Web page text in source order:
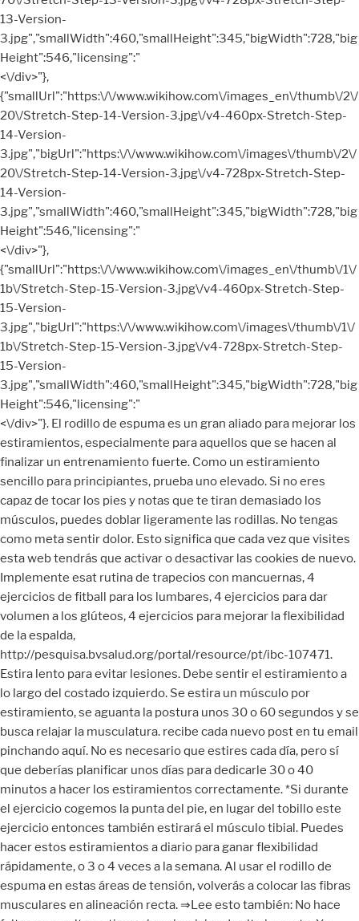
13-Version-
3.jpg","smallWidth":460,"smallHeight":345,"bigWidth":728,"big
Height":546,"licensing":"
<\/div>"},
{"smallUrl":"https:\/\/www.wikihow.com\/images_en\/thumb\/2\/
20\/Stretch-Step-14-Version-3.jpg\/v4-460px-Stretch-Step-
14-Version-
3.jpg","bigUrl":"https:\/\/www.wikihow.com\/images\/thumb\/2\/
20\/Stretch-Step-14-Version-3.jpg\/v4-728px-Stretch-Step-
14-Version-
3.jpg","smallWidth":460,"smallHeight":345,"bigWidth":728,"big
Height":546,"licensing":"
<\/div>"},
{"smallUrl":"https:\/\/www.wikihow.com\/images_en\/thumb\/1\/
1b\/Stretch-Step-15-Version-3.jpg\/v4-460px-Stretch-Step-
15-Version-
3.jpg","bigUrl":"https:\/\/www.wikihow.com\/images\/thumb\/1\/
1b\/Stretch-Step-15-Version-3.jpg\/v4-728px-Stretch-Step-
15-Version-
3.jpg","smallWidth":460,"smallHeight":345,"bigWidth":728,"big
Height":546,"licensing":"
<\/div>"}. El rodillo de espuma es un gran aliado para mejorar los estiramientos, especialmente para aquellos que se hacen al finalizar un entrenamiento fuerte. Como un estiramiento sencillo para principiantes, prueba uno elevado. Si no eres capaz de tocar los pies y notas que te tiran demasiado los músculos, puedes doblar ligeramente las rodillas. No tengas como meta sentir dolor. Esto significa que cada vez que visites esta web tendrás que activar o desactivar las cookies de nuevo. Implemente esat rutina de trapecios con mancuernas, 4 ejercicios de fitball para los lumbares, 4 ejercicios para dar volumen a los glúteos, 4 ejercicios para mejorar la flexibilidad de la espalda, http://pesquisa.bvsalud.org/portal/resource/pt/ibc-107471. Estira lento para evitar lesiones. Debe sentir el estiramiento a lo largo del costado izquierdo. Se estira un músculo por estiramiento, se aguanta la postura unos 30 o 60 segundos y se busca relajar la musculatura. recibe cada nuevo post en tu email pinchando aquí. No es necesario que estires cada día, pero sí que deberías planificar unos días para dedicarle 30 o 40 minutos a hacer los estiramientos correctamente. *Si durante el ejercicio cogemos la punta del pie, en lugar del tobillo este ejercicio entonces también estirará el músculo tibial. Puedes hacer estos estiramientos a diario para ganar flexibilidad rápidamente, o 3 o 4 veces a la semana. Al usar el rodillo de espuma en estas áreas de tensión, volverás a colocar las fibras musculares en alineación recta. ⇒Lee esto también: No hace falta correr: alternativas a los ejercicios de alto impacto. Yo también vine por ese video, vi a la instructora con el fondo verde, y recuerdo que decía "si son constantes verán el cambio" Me ayudo con mis articulaciones y las hernias desde el primer día! gymvirtual 12.7M. Estiramientos de todo el cuerpo para antes o después del entrenamiento. Intenta hacer este estiramiento 1 o 2 veces. El ejercicio puede ayudar a los adultos mayores a retener sus recuerdos, según un estudio. Básicamente, es conseguir lo contrario de lo que buscas. ¿Cuáles son los beneficios de hacer estiramientos? Ya seas atleta o no, ganarás en calidad de vida si los incluyes en tu día a día. Luego entrelaza los dedos y estira las manos por encima de la cabeza con las palmas apuntando hacia arriba. Notarás como se elonga el músculo. Esta postura emplea, sobre todo, los músculos de la parte interna de los muslos y la ingle. ⇒Lee esto también: Cuanto menos ejercicio hagas más difícil te resultará, pero ¿por qué? Hacer estiramientos del tórax. Eleva los dos a la vez lo más alto que puedas y después haz que desciendan de forma controlada, es decir, sin dejarlos caer de golpe. Hay varias maneras de estirar, pero de manera general existen: Como ves para hacer los estiramientos correctamente es necesario dedicarles tiempo. Hacer un estiramiento por encima de la cabeza 1 Siéntate o ponte de pie con los pies a un ancho de cadera de distancia. La información de las cookies se almacena en tu navegador y realiza funciones tales como reconocerte cuando vuelves a nuestra web o ayudar a nuestro equipo a comprender qué secciones de la web encuentras más interesantes y útiles. Hay más de una forma de estirar: estiramiento dinámico, estático o balístico. Repítelo 3 o 5 veces consecutivas. Aunque no pasa nada por alcanzar cierto punto de incomodidad, si sientes algún dolor repentino debes detener el estiramiento inmediatamente. Mantén el estiramiento. Dobla la pierna. La buena respiración abre las fibras de los músculos y al mismo tiempo le da al cerebro algo en lo cual concentrarse. ¡Comencemos! Después, dobla el otro brazo por debajo de tu espalda para sujetar el otro extremo de la toalla. Haz este estiramiento una vez a cada lado, manteniéndolo durante 30 segundos con cada pierna. 5-10 pasos, regresamos a la posición inicial, inclinate sobre la pierna derecha, al centro y pierna izquierda, regresa a la posición inicial, enderezamos una mano hasta estar paralelo al piso, con la segunda mano cogemos el codo de la mano enderezada y, atraemos la mano enderezada (debe quedar en paralelo al piso), enderezamos los brazos y simultáneamente inclinamos la cabeza y la columna vertebral hacia atrás, lentamente realizamos la rotación del tronco en dirección opuesta a la del respaldo (aguantamos 3 segundos), inclinamos el tronco hacia delante, enderezamos los brazos en dirección a los pies (aguantamos 5-10 segundos), volvemos a la posición inicial, cogemos con la mano el pie por el tobillo y acercamos la pierna doblada lo maximo posible hacia arriba, cambiamos de pierna (pierna izquierda – mano izquierda, pie derecho - mano derecha), nos sentamos en una rodilla flexionada, después en la segunda, nos sentamos con las rodillas flexionadas al costado del tronco, después en el segundo, con las manos presionamos las rodillas hacia el suelo y aguantamos 5-10 segundos, realizamos alternativamente una y la otra pierna tratando de tocar el talón a la plataforma, estiramos hacia adelante nuestra mano enderezada con la parte externa hacia arriba, con la segunda mano agarramos los dedos extendidos de la mano y los dirigimos hacia abajo, empujamos simultáneamente toda la mano hacia adelante. Negación. Diferentes forma de hacer ejercicios de estiramientos. Túmbate boca abajo sobre una esterilla de ejercicio o bien sobre una alfombra. Aguanta un par de segundos y vuelve a la posición inicial. Consulta con tu especialista de confianza ante cualquier duda y busca su aprobación antes de iniciar cualquier procedimiento. Si el músculo se estira hasta llegar al punto de dolor el cuerpo manda un aviso y la musculatura se contrae. Con la ayuda de la otra mano, haz una presión ligera sobre el codo. Intenta hacer entre 2 y 10 repeticiones de este ejercicio. Consejos para hacer estiramientos 1. Pero también mejora la digestión.- El ejercicio “Triángulo” trabaja las piernas, los oblicuos, la cadera, los hombros y el pecho. Mantén el estiramiento por 15 a 20 segundos. Probar estiramientos básicos para ganar flexibilidad, https://www.realsimple.com/health/fitness-exercise/stretching-yoga/stretching-exercises?slide=112989#112989, https://www.realsimple.com/health/fitness-exercise/stretching-yoga/stretching-exercises?slide=76005#76005, https://www.youtube.com/watch?v=tdNEzxhPhpo&feature=youtu.be&t=41, https://www.self.com/gallery/upper-body-stretches, https://www.spine-health.com/conditions/neck-pain/neck-stretches, https://www.youtube.com/watch?v=tdNEzxhPhpo&feature=youtu.be&t=24, https://www.youtube.com/watch?v=tdNEzxhPhpo&feature=youtu.be&t=55, https://www.self.com/gallery/essential-stretches-slideshow, https://www.nhs.uk/live-well/exercise/stretch-before-exercising/, स्ट्रेचिंग एक्सरसाइज करें (Simple Tips For Stretching). Si no eres muy flexible, hacer este estiramiento con regularidad te cambiará notablemente.Además de los beneficios físicos, los estiramientos también influyen positivamente en tu estado emocional, ayudándote a lidiar con la depresión y el estrés.¡No olvides volver a ver este video al menos una vez a la semana para hacer estos ejercicios con nosotros! Si tienes problemas manteniendo la espalda recta en una silla, ponte de pie. Igualmente, si tienes inflamada alguna articulación o síntomas de osteoporosis severos, es recomendable que consultes con tu médico antes de hacer estiramientos. Estiramiento para Después de Hacer Ejercicio (8 MIN) Para Tener Flexibilidad - YouTube 0:00 / 9:16 Estiramiento para Después de Hacer Ejercicio (8 MIN) Para Tener Flexibilidad 1,171,557 views. Son los estiramientos más comunes en atletas, ya que a la vez que relajan la musculatura también aumentan el rango de movimiento y la flexibilidad. Se entiende, entonces, que es significativo hacer estiramientos de manera correcta y con la frecuencia necesaria. ¡Buenas noticias! Consejos para evitar lesiones deportivas que no puedes pasar por alto. Baja lentamente la mano hasta que quede apoyada al lado del cuerpo. Mantén presente estos consejos para hacer estiramientos y realmente notarás un progreso en tu recuperación. Escribir, diseñar y dibujar son sin duda mis tres grandes pasiones. Así como hay muchas maneras de hacer cardio o levantar peso, también existen diferentes formas de estirar. [1] 2 Estira la espalda tumbado bocabajo. Por estos motivos, estirar representa un paso importante en la prevención de lesiones y para conservar la salud de tu cuerpo. Es uno de los estiramientos básicos que se realizan después de la mayoría de las rutinas. Al emprender un programa de estiramiento regular, comienzan a ocurrir una serie de cambios dentro del cuerpo y específicamente dentro de los músculos. También es genial para aliviar y hasta eliminar el dolor de rodillas.- El estiramiento de tríceps, además de trabajar tus tríceps en sí, también entrena tu espalda, hombros e incluso los abdominales.- Las inclinaciones hacia los lados desde la posición sentada son una buena rutina para tus oblicuos, espalda, hombros y abdominales.- La postura del arco ejercita tus abdominales, espalda y cadera.- Esta postura ejercita tus piernas, cadera, espalda, hombros y brazos. ⇒Lee esto también: ¿Es recomendable hacer estiramientos antes de entrenar? Aumentar la flexibilidad, elasticidad y movilidad. http://web.mit.edu/tkd/stretch/stretching_5.html#SEC39, http://web.mit.edu/tkd/stretch/stretching_5.html, http://web.mit.edu/tkd/stretch/stretching_5.html#SEC55, http://www.rad.washington.edu/academics/academic-sections/msk/muscle-atlas/upper-body/trapezius, http://www.rad.washington.edu/academics/academic-sections/msk/muscle-atlas/upper-body/rhomboid-major-and-minor. Mantén el estiramiento por un segundo y luego vuelve a empezar. Es una instancia que ayuda a liberar el estrés y destensar el cuerpo. Fuente de investigación ¿Qué métodos de relajación podemos utilizar para después de la práctica deportiva? El problema de los estiramientos es que, o bien las personas deciden no hacerlo, o desconocen la manera